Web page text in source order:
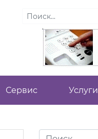
Сервис Услуги